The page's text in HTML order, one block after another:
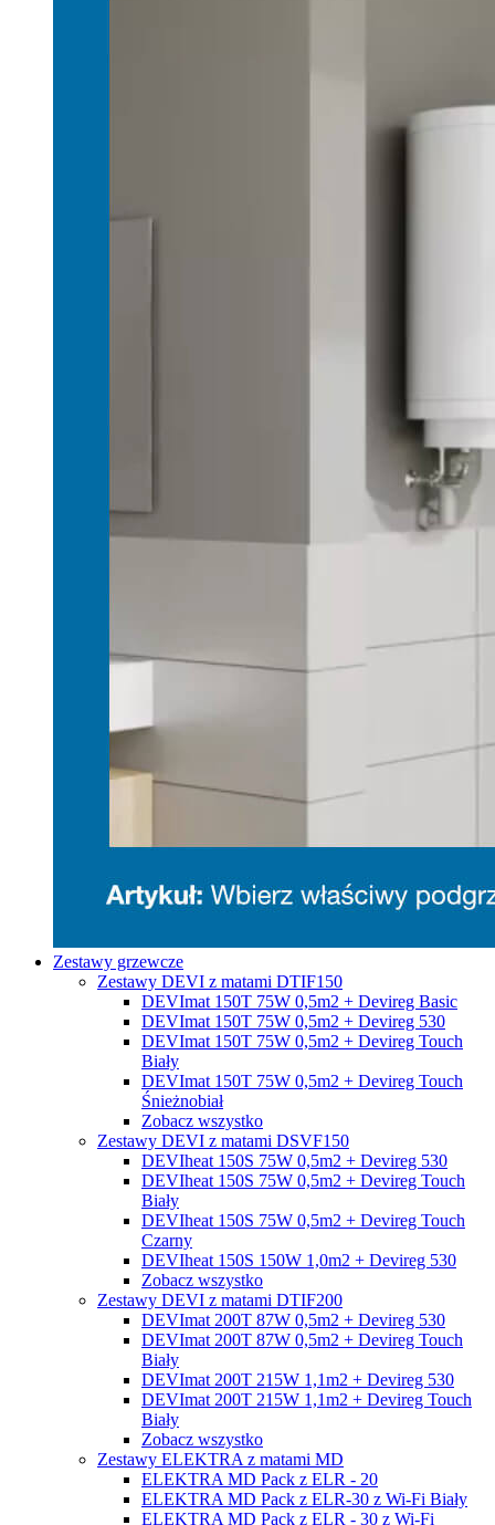
Zestawy grzewcze
Zestawy DEVI z matami DTIF150
DEVImat 150T 75W 0,5m2 + Devireg Basic
DEVImat 150T 75W 0,5m2 + Devireg 530
DEVImat 150T 75W 0,5m2 + Devireg Touch
Biały
DEVImat 150T 75W 0,5m2 + Devireg Touch
Śnieżnobiał
Zobacz wszystko
Zestawy DEVI z matami DSVF150
DEVIheat 150S 75W 0,5m2 + Devireg 530
DEVIheat 150S 75W 0,5m2 + Devireg Touch
Biały
DEVIheat 150S 75W 0,5m2 + Devireg Touch
Czarny
DEVIheat 150S 150W 1,0m2 + Devireg 530
Zobacz wszystko
Zestawy DEVI z matami DTIF200
DEVImat 200T 87W 0,5m2 + Devireg 530
DEVImat 200T 87W 0,5m2 + Devireg Touch
Biały
DEVImat 200T 215W 1,1m2 + Devireg 530
DEVImat 200T 215W 1,1m2 + Devireg Touch
Biały
Zobacz wszystko
Zestawy ELEKTRA z matami MD
ELEKTRA MD Pack z ELR - 20
ELEKTRA MD Pack z ELR-30 z Wi-Fi Biały
ELEKTRA MD Pack z ELR - 30 z Wi-Fi